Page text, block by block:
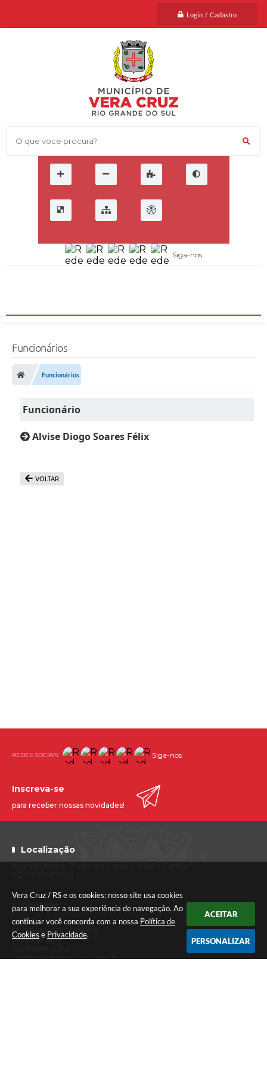
Vera Cruz / RS e os cookies: nosso site usa cookies
para melhorar a sua experiência de navegação. Ao
continuar você concorda com a nossa Política de
Cookies e Privacidade.
ACEITAR
PERSONALIZAR
Login / Cadastro
O que voce procura?
Siga-nos
Funcionários
Funcionários
Funcionário
Alvise Diogo Soares Félix
VOLTAR
Siga-nos
Localização
Contato
(51) 3718-1222
(51) 99851-0387 (Whats)
(51) 3718-1008
imprensa@veracruz.rs.gov.br
Inscreva-se
para receber nossas novidades!